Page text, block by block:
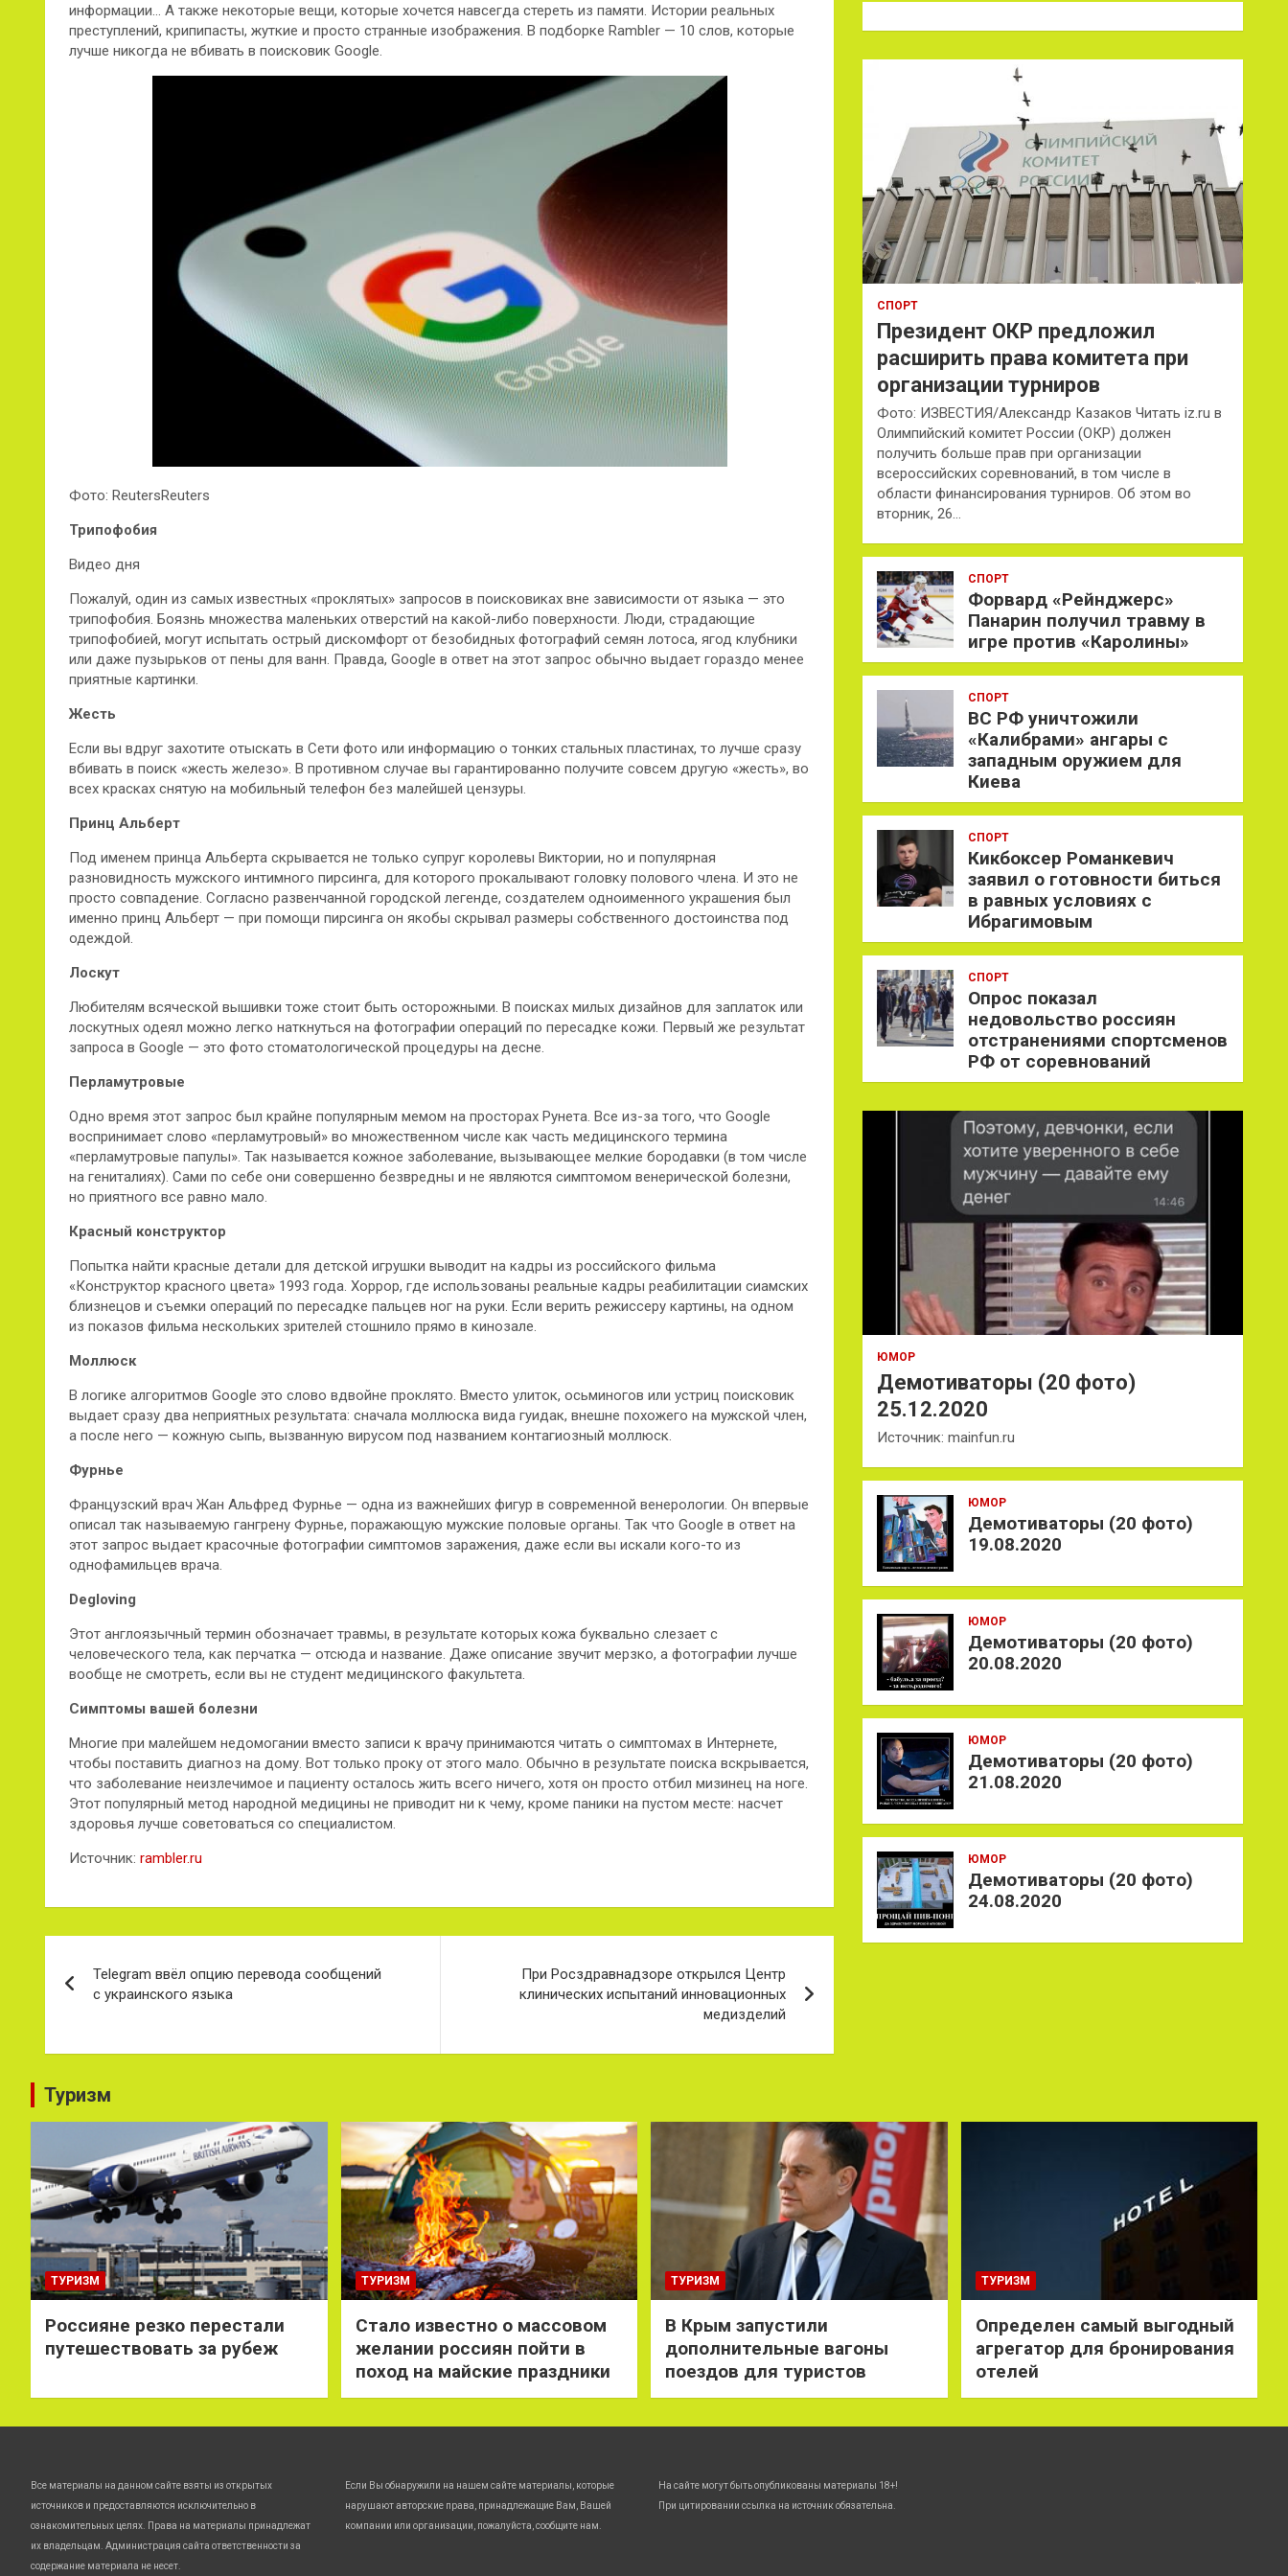
информации… А также некоторые вещи, которые хочется навсегда стереть из памяти. Истории реальных
преступлений, крипипасты, жуткие и просто странные изображения. В подборке Rambler — 10 слов, которые
лучше никогда не вбивать в поисковик Google.
Фото: ReutersReuters
Трипофобия
Видео дня
Пожалуй, один из самых известных «проклятых» запросов в поисковиках вне зависимости от языка — это
трипофобия. Боязнь множества маленьких отверстий на какой-либо поверхности. Люди, страдающие
трипофобией, могут испытать острый дискомфорт от безобидных фотографий семян лотоса, ягод клубники
или даже пузырьков от пены для ванн. Правда, Google в ответ на этот запрос обычно выдает гораздо менее
приятные картинки.
Жесть
Если вы вдруг захотите отыскать в Сети фото или информацию о тонких стальных пластинах, то лучше сразу
вбивать в поиск «жесть железо». В противном случае вы гарантированно получите совсем другую «жесть», во
всех красках снятую на мобильный телефон без малейшей цензуры.
Принц Альберт
Под именем принца Альберта скрывается не только супруг королевы Виктории, но и популярная
разновидность мужского интимного пирсинга, для которого прокалывают головку полового члена. И это не
просто совпадение. Согласно развенчанной городской легенде, создателем одноименного украшения был
именно принц Альберт — при помощи пирсинга он якобы скрывал размеры собственного достоинства под
одеждой.
Лоскут
Любителям всяческой вышивки тоже стоит быть осторожными. В поисках милых дизайнов для заплаток или
лоскутных одеял можно легко наткнуться на фотографии операций по пересадке кожи. Первый же результат
запроса в Google — это фото стоматологической процедуры на десне.
Перламутровые
Одно время этот запрос был крайне популярным мемом на просторах Рунета. Все из-за того, что Google
воспринимает слово «перламутровый» во множественном числе как часть медицинского термина
«перламутровые папулы». Так называется кожное заболевание, вызывающее мелкие бородавки (в том числе
на гениталиях). Сами по себе они совершенно безвредны и не являются симптомом венерической болезни,
но приятного все равно мало.
Красный конструктор
Попытка найти красные детали для детской игрушки выводит на кадры из российского фильма
«Конструктор красного цвета» 1993 года. Хоррор, где использованы реальные кадры реабилитации сиамских
близнецов и съемки операций по пересадке пальцев ног на руки. Если верить режиссеру картины, на одном
из показов фильма нескольких зрителей стошнило прямо в кинозале.
Моллюск
В логике алгоритмов Google это слово вдвойне проклято. Вместо улиток, осьминогов или устриц поисковик
выдает сразу два неприятных результата: сначала моллюска вида гуидак, внешне похожего на мужской член,
а после него — кожную сыпь, вызванную вирусом под названием контагиозный моллюск.
Фурнье
Французский врач Жан Альфред Фурнье — одна из важнейших фигур в современной венерологии. Он впервые
описал так называемую гангрену Фурнье, поражающую мужские половые органы. Так что Google в ответ на
этот запрос выдает красочные фотографии симптомов заражения, даже если вы искали кого-то из
однофамильцев врача.
Degloving
Этот англоязычный термин обозначает травмы, в результате которых кожа буквально слезает с
человеческого тела, как перчатка — отсюда и название. Даже описание звучит мерзко, а фотографии лучше
вообще не смотреть, если вы не студент медицинского факультета.
Симптомы вашей болезни
Многие при малейшем недомогании вместо записи к врачу принимаются читать о симптомах в Интернете,
чтобы поставить диагноз на дому. Вот только проку от этого мало. Обычно в результате поиска вскрывается,
что заболевание неизлечимое и пациенту осталось жить всего ничего, хотя он просто отбил мизинец на ноге.
Этот популярный метод народной медицины не приводит ни к чему, кроме паники на пустом месте: насчет
здоровья лучше советоваться со специалистом.
Источник: rambler.ru
по
Telegram ввёл опцию перевода сообщений
с украинского языка
При Росздравнадзоре открылся Центр
клинических испытаний инновационных
медизделий
к
СПОРТ
Президент ОКР предложил
расширить права комитета при
организации турниров
Фото: ИЗВЕСТИЯ/Александр Казаков Читать iz.ru в
Олимпийский комитет России (ОКР) должен
получить больше прав при организации
всероссийских соревнований, в том числе в
области финансирования турниров. Об этом во
вторник, 26…
СПОРТ
Форвард «Рейнджерс»
Панарин получил травму в
игре против «Каролины»
СПОРТ
ВС РФ уничтожили
«Калибрами» ангары с
западным оружием для
Киева
СПОРТ
Кикбоксер Романкевич
заявил о готовности биться
в равных условиях с
Ибрагимовым
СПОРТ
Опрос показал
недовольство россиян
отстранениями спортсменов
РФ от соревнований
ЮМОР
Демотиваторы (20 фото)
25.12.2020
Источник: mainfun.ru
ЮМОР
Демотиваторы (20 фото)
19.08.2020
ЮМОР
Демотиваторы (20 фото)
20.08.2020
ЮМОР
Демотиваторы (20 фото)
21.08.2020
ЮМОР
Демотиваторы (20 фото)
24.08.2020
Туризм
ТУРИЗМ
Россияне резко перестали
путешествовать за рубеж
ТУРИЗМ
Стало известно о массовом
желании россиян пойти в
поход на майские праздники
ТУРИЗМ
В Крым запустили
дополнительные вагоны
поездов для туристов
ТУРИЗМ
Определен самый выгодный
агрегатор для бронирования
отелей
Все материалы на данном сайте взяты из открытых
источников и предоставляются исключительно в
ознакомительных целях. Права на материалы принадлежат
их владельцам. Администрация сайта ответственности за
содержание материала не несет.
Если Вы обнаружили на нашем сайте материалы, которые
нарушают авторские права, принадлежащие Вам, Вашей
компании или организации, пожалуйста, сообщите нам.
На сайте могут быть опубликованы материалы 18+!
При цитировании ссылка на источник обязательна.